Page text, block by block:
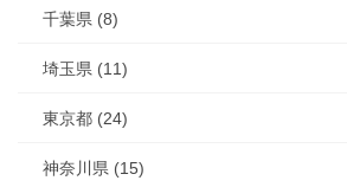
千葉県 (8)
埼玉県 (11)
東京都 (24)
神奈川県 (15)